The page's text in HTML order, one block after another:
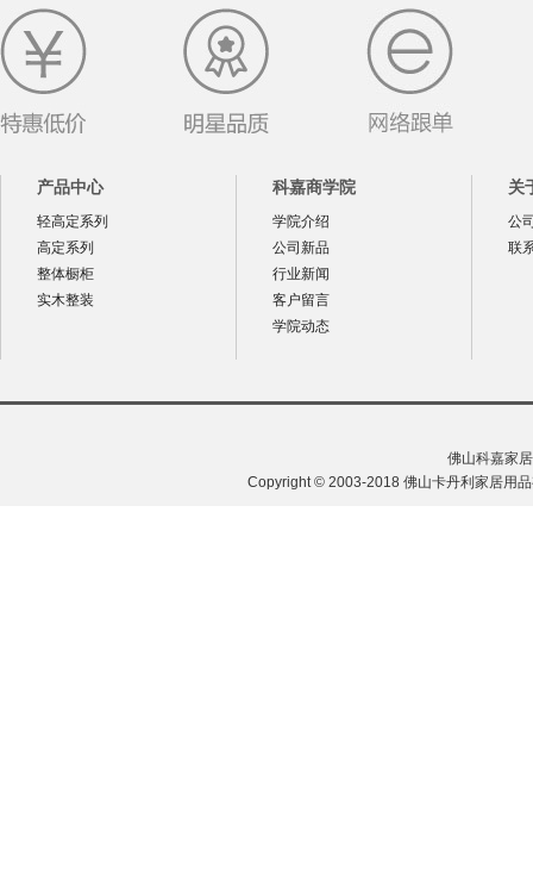
产品中心
轻高定系列
高定系列
整体橱柜
实木整装
科嘉商学院
学院介绍
公司新品
行业新闻
客户留言
学院动态
关
公
联
佛山科嘉家
Copyright © 2003-2018 佛山卡丹利家居用